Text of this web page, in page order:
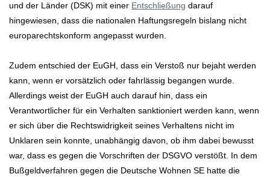
und der Länder (DSK) mit einer Entschließung darauf
hingewiesen, dass die nationalen Haftungsregeln bislang nicht
europarechtskonform angepasst wurden.
Zudem entschied der EuGH, dass ein Verstoß nur bejaht werden
kann, wenn er vorsätzlich oder fahrlässig begangen wurde.
Allerdings weist der EuGH auch darauf hin, dass ein
Verantwortlicher für ein Verhalten sanktioniert werden kann, wenn
er sich über die Rechtswidrigkeit seines Verhaltens nicht im
Unklaren sein konnte, unabhängig davon, ob ihm dabei bewusst
war, dass es gegen die Vorschriften der DSGVO verstößt. In dem
Bußgeldverfahren gegen die Deutsche Wohnen SE hatte die